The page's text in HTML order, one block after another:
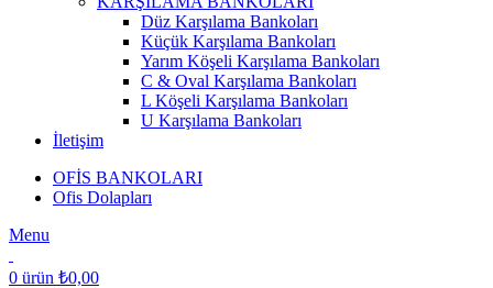
Düz Karşılama Bankoları
Küçük Karşılama Bankoları
Yarım Köşeli Karşılama Bankoları
C & Oval Karşılama Bankoları
L Köşeli Karşılama Bankoları
U Karşılama Bankoları
İletişim
OFİS BANKOLARI
Ofis Dolapları
Menu
0 ürün ₺0,00